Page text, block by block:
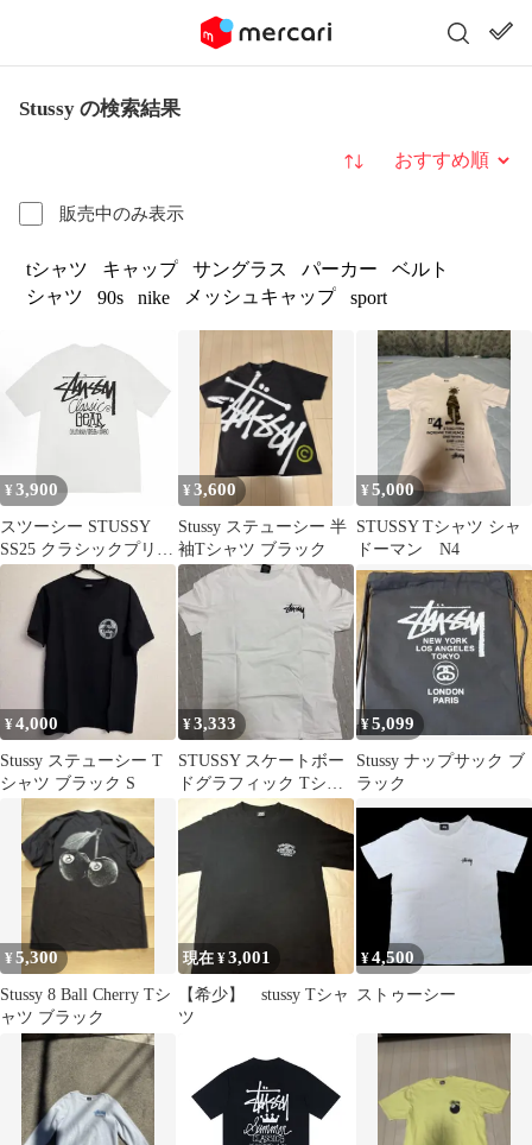
Stussy の検索結果
販売中のみ表示
並び替え
tシャツ キャップ サングラス パーカー
ベルト
シャツ
90s nike メッシュキャップ sport
¥ 3,900
スツーシー STUSSY
SS25 クラシックプリン
トロゴリブスリーブT
シャツ 男女兼用
¥3,600
Stussy ステューシー 半
袖Tシャツ ブラック
¥5,000
STUSSY Tシャツ シャ
ドーマン N4
¥4,000
Stussy ステューシー T
シャツ ブラック S
¥3,333
STUSSY スケートボー
ドグラフィック Tシャ
ツ ホワイト S
¥5,099
Stussy ナップサック ブ
ラック
¥5,300
Stussy 8 Ball Cherry Tシ
ャツ ブラック
現在 ¥3,001
【希少】 stussy Tシャ
ツ
¥4,500
ストゥーシー